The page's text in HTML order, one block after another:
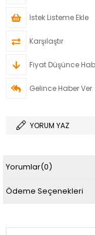
İstek Listeme Ekle
Karşılaştır
Fiyat Düşünce
Gelince Haber Ver
YORUM YAZ
Yorumlar(0)
Ödeme Seçenekleri